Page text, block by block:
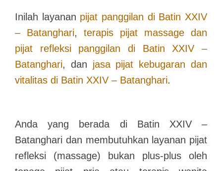
Inilah layanan pijat panggilan di Batin XXIV
– Batanghari, terapis pijat massage dan
pijat refleksi panggilan di Batin XXIV –
Batanghari, dan jasa pijat kebugaran dan
vitalitas di Batin XXIV – Batanghari.
Anda yang berada di Batin XXIV –
Batanghari dan membutuhkan layanan pijat
refleksi (massage) bukan plus-plus oleh